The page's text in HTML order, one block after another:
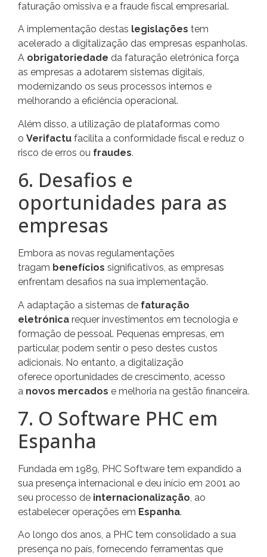
faturação omissiva e a fraude fiscal empresarial.
A implementação destas legislações tem
acelerado a digitalização das empresas espanholas.
A obrigatoriedade da faturação eletrónica força
as empresas a adotarem sistemas digitais,
modernizando os seus processos internos e
melhorando a eficiência operacional.
Além disso, a utilização de plataformas como
o Verifactu facilita a conformidade fiscal e reduz o
risco de erros ou fraudes.
6. Desafios e
oportunidades para as
empresas
Embora as novas regulamentações
tragam benefícios significativos, as empresas
enfrentam desafios na sua implementação.
A adaptação a sistemas de faturação
eletrónica requer investimentos em tecnologia e
formação de pessoal. Pequenas empresas, em
particular, podem sentir o peso destes custos
adicionais. No entanto, a digitalização
oferece oportunidades de crescimento, acesso
a novos mercados e melhoria na gestão financeira.
7. O Software PHC em
Espanha
Fundada em 1989, PHC Software tem expandido a
sua presença internacional e deu início em 2001 ao
seu processo de internacionalização, ao
estabelecer operações em Espanha.
Ao longo dos anos, a PHC tem consolidado a sua
presença no país, fornecendo ferramentas que